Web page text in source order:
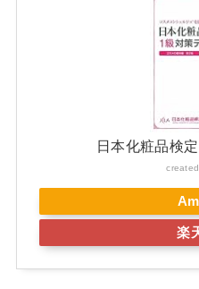
日本化粧品検
楽